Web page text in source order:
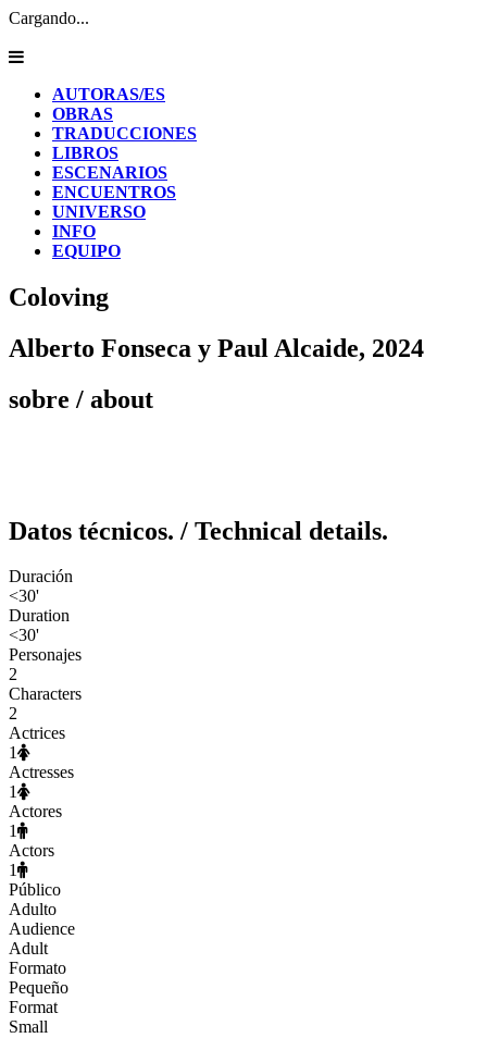
Cargando...
AUTORAS/ES
OBRAS
TRADUCCIONES
LIBROS
ESCENARIOS
ENCUENTROS
UNIVERSO
INFO
EQUIPO
Coloving
Alberto Fonseca y Paul Alcaide, 2024
sobre / about
Datos técnicos. / Technical details.
Duración
<30'
Duration
<30'
Personajes
2
Characters
2
Actrices
1
Actresses
1
Actores
1
Actors
1
Público
Adulto
Audience
Adult
Formato
Pequeño
Format
Small